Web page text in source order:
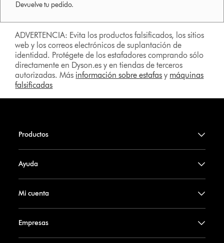
Devuelve tu pedido.
ADVERTENCIA: Evita los productos falsificados, los sitios
web y los correos electrónicos de suplantación de
identidad. Protégete de los estafadores comprando sólo
directamente en Dyson.es y en tiendas de terceros
autorizadas. Más información sobre estafas y máquinas
falsificadas
Productos
Ayuda
Mi cuenta
Empresas